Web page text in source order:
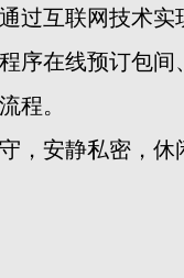
过互联网技术实
序在线预订包间
程。
，安静私密，休